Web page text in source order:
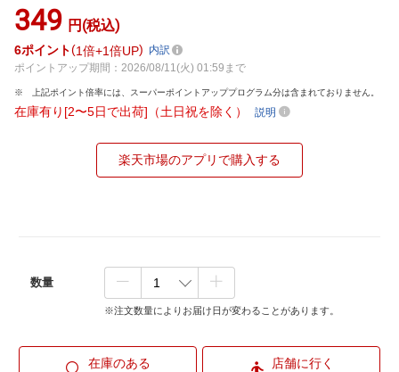
349 円(税込)
6ポイント 1倍 1倍UP
内訳
ポイントアップ期間：2026/08/11(火) 01:59まで
上記ポイント倍率には、スーパーポイントアッププログラム分は含まれておりません。
在庫有り[2〜5日で出荷]（土日祝を除く） 説明
楽天市場のアプリで購入する
数量
※注文数量によりお届け日が変わることがあります。
在庫のある
店舗に行く